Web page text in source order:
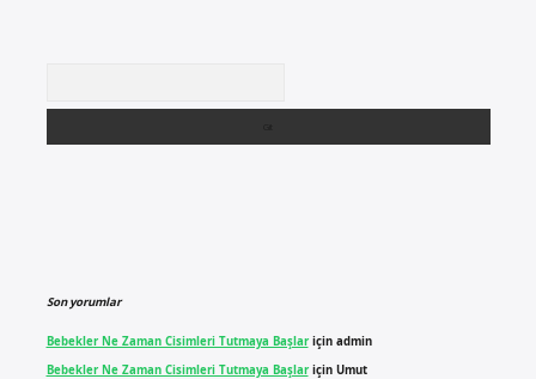
Son yorumlar
Bebekler Ne Zaman Cisimleri Tutmaya Başlariçin admin
Bebekler Ne Zaman Cisimleri Tutmaya Başlariçin Umut